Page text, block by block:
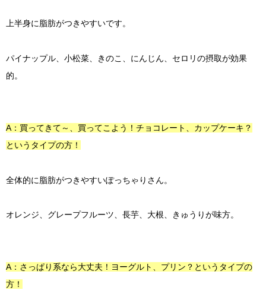
上半身に脂肪がつきやすいです。
パイナップル、小松菜、きのこ、にんじん、セロリの摂取が効果
的。
A：買ってきて～、買ってこよう！チョコレート、カップケーキ？
というタイプの方！
全体的に脂肪がつきやすいぽっちゃりさん。
オレンジ、グレープフルーツ、長芋、大根、きゅうりが味方。
A：さっぱり系なら大丈夫！ヨーグルト、プリン？というタイプの
方！